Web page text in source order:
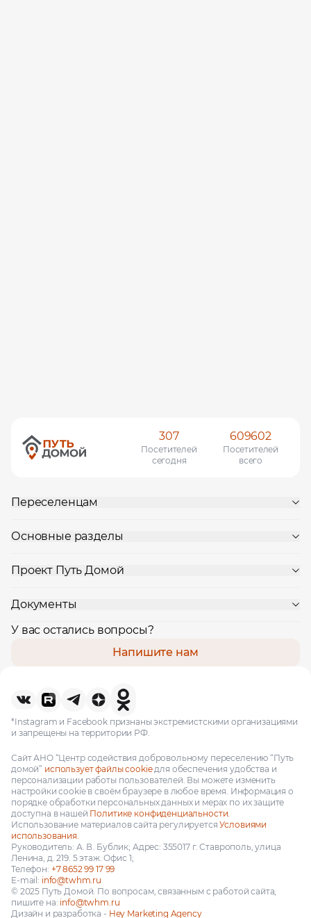
307
Посетителей
сегодня
609602
Посетителей
всего
Переселенцам
Основные разделы
Проект Путь Домой
Документы
У вас остались вопросы?
Напишите нам
*Instagram и Facebook признаны экстремистскими организациями
и запрещены на территории РФ.
Сайт АНО “Центр содействия добровольному переселению “Путь
домой” использует файлы cookieдля обеспечения удобства и
персонализации работы пользователей. Вы можете изменить
настройки cookie в своём браузере в любое время. Информация о
порядке обработки персональных данных и мерах по их защите
доступна в нашей Политике конфиденциальности.
Использование материалов сайта регулируетсяУсловиями
использования.
Руководитель: А. В. Бублик; Адрес: 355017 г. Ставрополь, улица
Ленина, д. 219. 5 этаж. Офис 1;
Телефон: +7 8652 99 17 99
E-mail: info@twhm.ru
© 2025 Путь Домой. По вопросам, связанным с работой сайта,
пишите на: info@twhm.ru
Дизайн и разработка - Hey Marketing Agency